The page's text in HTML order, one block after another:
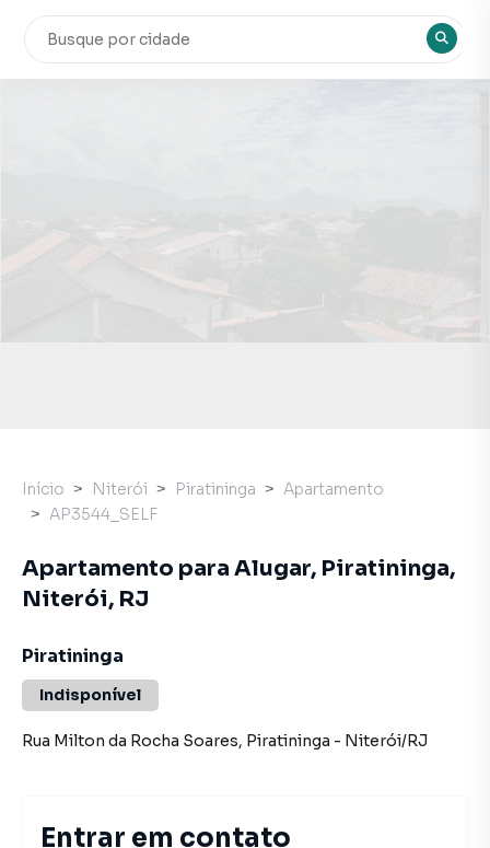
Início Niterói Piratininga
Apartamento
AP3544_SELF
Apartamento para Alugar, Piratininga,
Niterói, RJ
Piratininga
Indisponível
Rua Milton da Rocha Soares, Piratininga - Niterói/RJ
Entrar em contato